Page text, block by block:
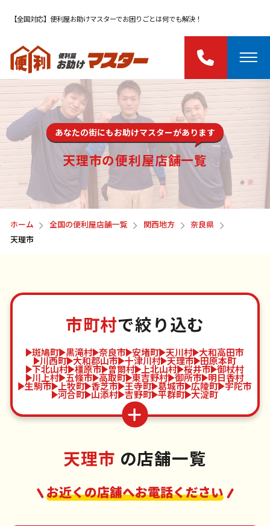
【全国対応】便利屋お助けマスターでお困りごとは何でも解決！
あなたの街にもお助けマスターがあります
天理市の便利屋店舗一覧
ホーム 全国の便利屋店舗一覧 関西地方
奈良県
天理市
市町村で絞り込む
斑鳩町 黒滝村 奈良市 安堵町 天川村 大和高田市
川西町 大和郡山市 十津川村 天理市 田原本町
下北山村 橿原市 曽爾村 上北山村 桜井市 御杖村
川上村 五條市 高取町 東吉野村 御所市 明日香村
生駒市 上牧町 香芝市 王寺町 葛城市 広陵町 宇陀市
河合町 山添村 吉野町 平群町 大淀町
天理市 の店舗一覧
お近くの店舗へお電話ください